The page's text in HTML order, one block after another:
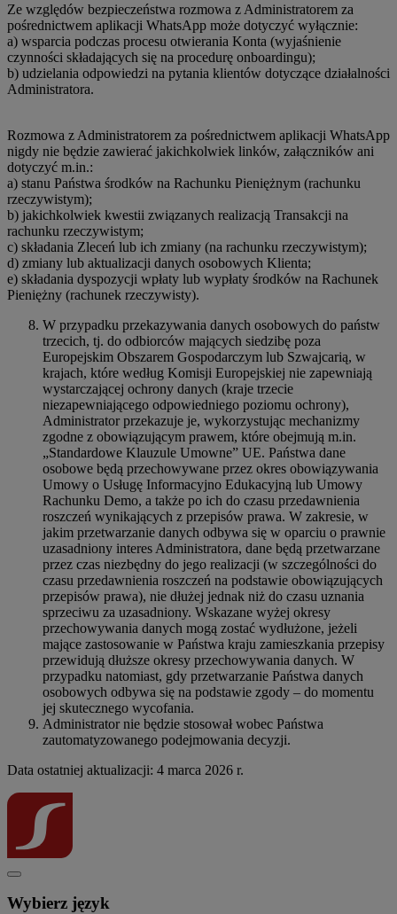
Ze względów bezpieczeństwa rozmowa z Administratorem za
pośrednictwem aplikacji WhatsApp może dotyczyć wyłącznie:
a) wsparcia podczas procesu otwierania Konta (wyjaśnienie
czynności składających się na procedurę onboardingu);
b) udzielania odpowiedzi na pytania klientów dotyczące działalności
Administratora.
Rozmowa z Administratorem za pośrednictwem aplikacji WhatsApp
nigdy nie będzie zawierać jakichkolwiek linków, załączników ani
dotyczyć m.in.:
a) stanu Państwa środków na Rachunku Pieniężnym (rachunku
rzeczywistym);
b) jakichkolwiek kwestii związanych realizacją Transakcji na
rachunku rzeczywistym;
c) składania Zleceń lub ich zmiany (na rachunku rzeczywistym);
d) zmiany lub aktualizacji danych osobowych Klienta;
e) składania dyspozycji wpłaty lub wypłaty środków na Rachunek
Pieniężny (rachunek rzeczywisty).
W przypadku przekazywania danych osobowych do państw
trzecich, tj. do odbiorców mających siedzibę poza
Europejskim Obszarem Gospodarczym lub Szwajcarią, w
krajach, które według Komisji Europejskiej nie zapewniają
wystarczającej ochrony danych (kraje trzecie
niezapewniającego odpowiedniego poziomu ochrony),
Administrator przekazuje je, wykorzystując mechanizmy
zgodne z obowiązującym prawem, które obejmują m.in.
„Standardowe Klauzule Umowne” UE. Państwa dane
osobowe będą przechowywane przez okres obowiązywania
Umowy o Usługę Informacyjno Edukacyjną lub Umowy
Rachunku Demo, a także po ich do czasu przedawnienia
roszczeń wynikających z przepisów prawa. W zakresie, w
jakim przetwarzanie danych odbywa się w oparciu o prawnie
uzasadniony interes Administratora, dane będą przetwarzane
przez czas niezbędny do jego realizacji (w szczególności do
czasu przedawnienia roszczeń na podstawie obowiązujących
przepisów prawa), nie dłużej jednak niż do czasu uznania
sprzeciwu za uzasadniony. Wskazane wyżej okresy
przechowywania danych mogą zostać wydłużone, jeżeli
mające zastosowanie w Państwa kraju zamieszkania przepisy
przewidują dłuższe okresy przechowywania danych. W
przypadku natomiast, gdy przetwarzanie Państwa danych
osobowych odbywa się na podstawie zgody – do momentu
jej skutecznego wycofania.
Administrator nie będzie stosował wobec Państwa
zautomatyzowanego podejmowania decyzji.
Data ostatniej aktualizacji: 4 marca 2026 r.
Wybierz język